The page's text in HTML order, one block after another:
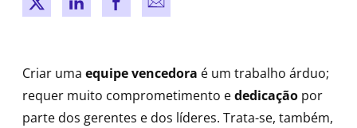
New windowNew window
New windowNew window
Criar uma equipe vencedora é um trabalho árduo;
requer muito comprometimento ededicação por
parte dos gerentes e dos líderes. Trata-se, também,